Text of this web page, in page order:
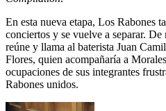
En esta nueva etapa, Los Rabones
conciertos y se vuelve a separar.
reúne y llama al baterista Juan
Flores, quien acompañaría a
ocupaciones de sus integrantes
Rabones unidos.